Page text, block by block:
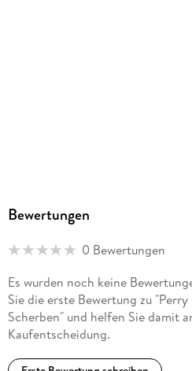
Bewertungen
0 Bewertungen
Es wurden noch keine
Sie die erste Bewertung zu
Scherben" und helfen Sie damit
Kaufentscheidung.